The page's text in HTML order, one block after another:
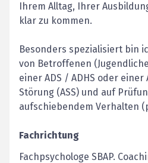
Ihrem Alltag, Ihrer
klar zu kommen.
Besonders spezialisiert bin
von Betroffenen
einer ADS / ADHS oder
Störung (ASS) und auf
aufschiebendem Verhalten
Fachrichtung
Fachpsychologe SBAP.